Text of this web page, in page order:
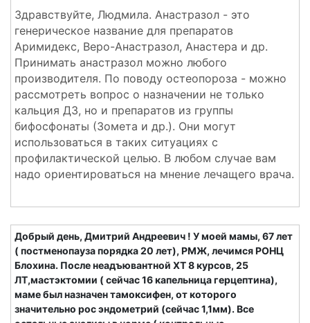
Здравствуйте, Людмила. Анастразол - это
генерическое название для препаратов
Аримидекс, Веро-Анастразол, Анастера и др.
Принимать анастразол можно любого
производителя. По поводу остеопороза - можно
рассмотреть вопрос о назначении не только
кальция Д3, но и препаратов из группы
бифосфонаты (Зомета и др.). Они могут
использоваться в таких ситуациях с
профилактической целью. В любом случае вам
надо ориентироваться на мнение лечащего врача.
Добрый день, Дмитрий Андреевич ! У моей мамы, 67 лет
( постменопауза порядка 20 лет), РМЖ, лечимся РОНЦ
Блохина. После неадъювантной ХТ 8 курсов, 25
ЛТ,мастэктомии ( сейчас 16 капельница герцептина),
маме был назначен тамоксифен, от которого
значительно рос эндометрий (сейчас 1,1мм). Все